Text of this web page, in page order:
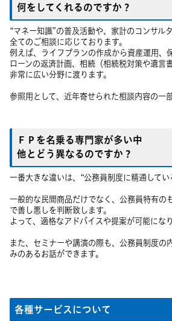
何をしてくれるのですか？
“マネー知識”の普及活動や、家計のコンサル
全てのご相談に応じております。
例えば、ライフプランの作成から資産運用、
ローンの返済計画、相続（相続税対策や遺言
非常に広い分野に渡ります。
参照用として、近年寄せられた相談内容の一
ＦＰを名乗る専門家が多い中
他とどう異なるのですか？
一番大きな違いは、“公務員制度に精通してい
一般的な民間商品だけでなく、公務員特有の
で善し悪しを判断致します。
よって、適格なアドバイスや提案が可能になり
また、セミナーや講演の際も、公務員制度の
みのあるお話ができます。
各種サービスについて